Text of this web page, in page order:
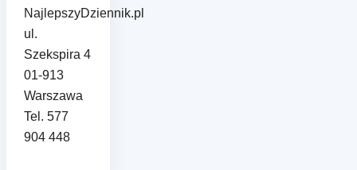
NajlepszyDziennik.pl
ul.
Szekspira 4
01-913
Warszawa
Tel. 577
904 448